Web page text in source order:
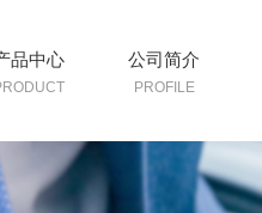
品中心 公司简介
PROFILE